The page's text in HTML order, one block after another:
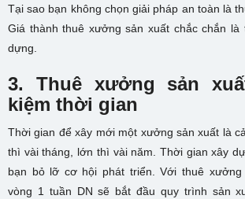
Tại sao bạn không chọn giải pháp an toàn là
Giá thành thuê xưởng sản xuất chắc chắn
dựng.
3. Thuê xưởng sản
kiệm thời gian
Thời gian để xây mới một xưởng sản xuất là
thì vài tháng, lớn thì vài năm. Thời gian xây
bạn bỏ lỡ cơ hội phát triển. Với thuê xưởng
vòng 1 tuần DN sẽ bắt đầu quy trình sản